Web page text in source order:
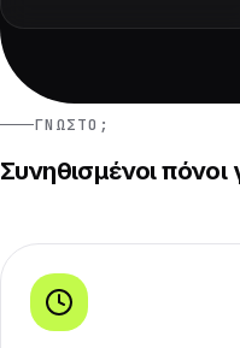
ΓΝΩΣΤΌ;
Συνηθισμένοι